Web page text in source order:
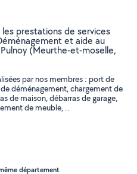
prestations de services
et aide au
(Meurthe-et-moselle,
par nos membres : port de
déménagement, chargement de
de maison, débarras de garage,
de meuble, ..
département